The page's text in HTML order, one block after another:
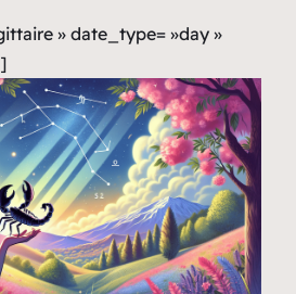
» date_type= »day »